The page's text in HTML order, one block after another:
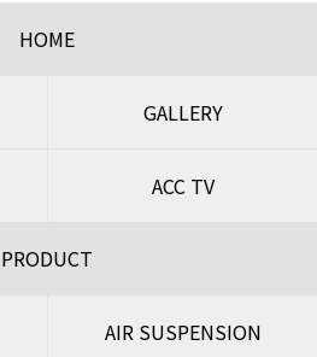
HOME
GALLERY
ACC TV
PRODUCT
AIR SUSPENSION